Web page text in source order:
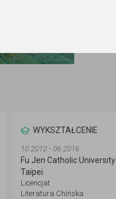
WYKSZTAŁCENIE
10.2012 - 06.2016
Fu Jen Catholic University
Taipei
Licencjat
Literatura Chińska